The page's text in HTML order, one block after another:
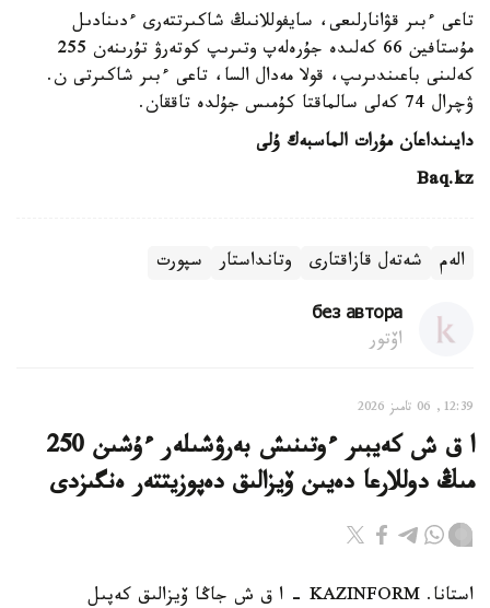
تاعى ءبىر قۋانارلىعى، سايفوللانىڭ شاكىرتتەرى ءدىنادىل
مۇستافين 66 كەلىدە جۇرەلەپ وتىرىپ كوتەرۋ تۇرىنەن 255
كەلىنى باعىندىرىپ، قولا مەدال السا، تاعى ءبىر شاكىرتى ن.
ۋچرال 74 كەلى سالماقتا كۇمىس جۇلدە تاققان.
دايىنداعان مۇرات الماسبەك ۇلى
Baq.kz
الەم شەتەل قازاقتارى وتانداستار سپورت
без автора
اۆتور
12:39, 06 تامىز 2026
ا ق ش كەيبىر ءوتىنىش بەرۋشىلەر ءۇشىن 250
مىڭ دوللارعا دەيىن ۆيزالىق دەپوزيتتەر ەنگىزدى
استانا. KAZINFORM – ا ق ش جاڭا ۆيزالىق كەپىل